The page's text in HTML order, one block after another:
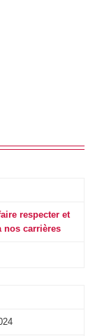
respecter et
nos carrières